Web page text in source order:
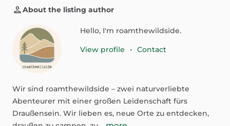
About the listing author
Hello, I'm roamthewildside.
View profile • Contact
Wir sind roamthewildside – zwei naturverliebte
Abenteurer mit einer großen Leidenschaft fürs
Draußensein. Wir lieben es, neue Orte zu entdecken,